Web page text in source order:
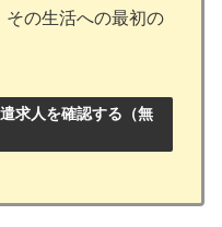
その生活への最初の
求人を確認する（無